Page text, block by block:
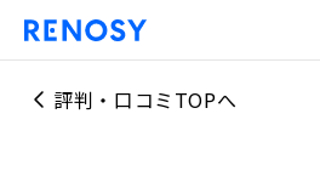
評判・口コミTOPへ